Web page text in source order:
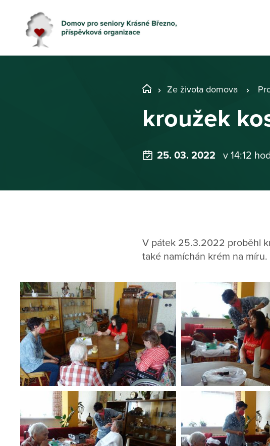
Ze života domova
kroužek
25. 03. 2022 v 14:12
V pátek 25.3.2022 proběhl
také namíchán krém na míru.